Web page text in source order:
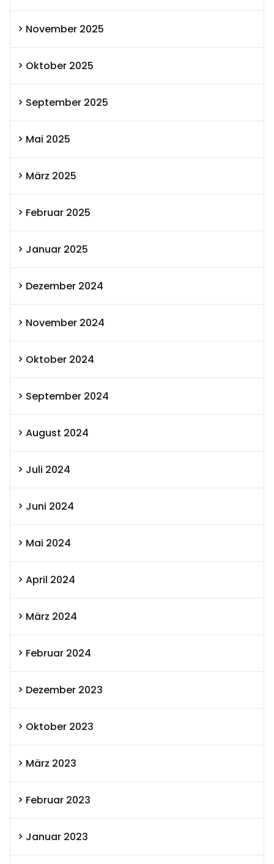
November 2025
Oktober 2025
September 2025
Mai 2025
März 2025
Februar 2025
Januar 2025
Dezember 2024
November 2024
Oktober 2024
September 2024
August 2024
Juli 2024
Juni 2024
Mai 2024
April 2024
März 2024
Februar 2024
Dezember 2023
Oktober 2023
März 2023
Februar 2023
Januar 2023